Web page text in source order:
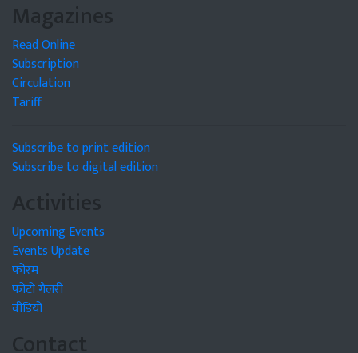
Magazines
Read Online
Subscription
Circulation
Tariff
Subscribe to print edition
Subscribe to digital edition
Activities
Upcoming Events
Events Update
फोरम
फोटो गैलरी
वीडियो
Contact